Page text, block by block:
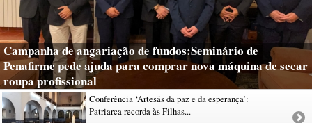
Campanha de angariação de fundos:Seminário de
Penafirme pede ajuda para comprar nova máquina de secar
roupa profissional
Conferência ‘Artesãs da paz e da esperança’:
Patriarca recorda às Filhas...